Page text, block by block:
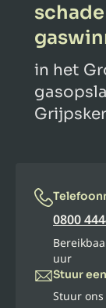
in het
0800
uur
Stuur
Stuur